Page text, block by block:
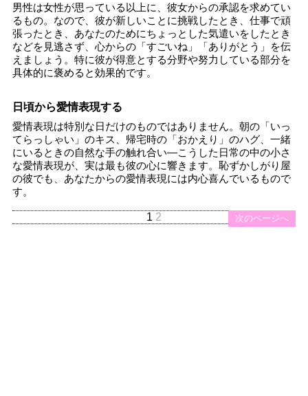
男性は女性が思っている以上に、彼女からの承認を求めてい
るもの。なので、彼が新しいことに挑戦したとき、仕事で頑
張ったとき、あなたのためにちょっとした気遣いをしたとき
などを見逃さず、心からの「すごいね」「ありがとう」を伝
えましょう。特に彼が得意とする分野や努力している部分を
具体的に褒めると効果的です。
日頃から愛情表現する
愛情表現は特別な日だけのものではありません。朝の「いっ
てらっしゃい」のキス、帰宅時の「おかえり」のハグ、一緒
にいるときの自然な手の触れ合い—こうした日常の中の小さ
な愛情表現が、実は最も彼の心に響きます。恥ずかしがり屋
の彼でも、あなたからの愛情表現には内心喜んでいるもので
す。
次のページへ
1 2